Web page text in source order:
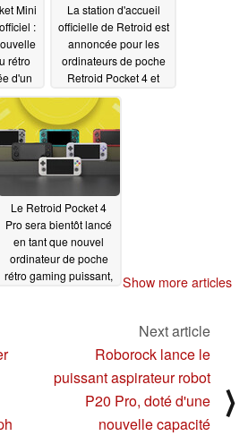
Mini
:
rétro
d'un
4:3
La station d'accueil
officielle de Retroid est
annoncée pour les
ordinateurs de poche
Retroid Pocket 4 et
Retroid Pocket 4 Pro,
avec un prix de
lancement inférieur à
30 dollars07/30/2024
Le Retroid Pocket 4
Pro sera bientôt lancé
en tant que nouvel
ordinateur de poche
rétro gaming puissant,
Show more articles
Next article
Roborock lance le
puissant aspirateur robot
P20 Pro, doté d'une
nouvelle capacité
⟩